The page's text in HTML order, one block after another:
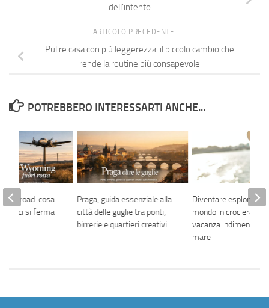
dell’intento
ARTICOLO PRECEDENTE
Pulire casa con più leggerezza: il piccolo cambio che
rende la routine più consapevole
POTREBBERO INTERESSARTI ANCHE...
Praga, guida essenziale alla
città delle guglie tra ponti,
birrerie e quartieri creativi
Diventare esploratori
mondo in crociera:
vacanza
mare
the road: cosa
ci si ferma